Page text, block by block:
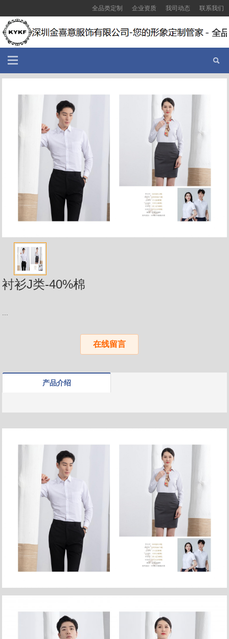
全品类定制 企业资质 我司动态 联系我们
衬衫J类-40%棉
...
在线留言
产品介绍